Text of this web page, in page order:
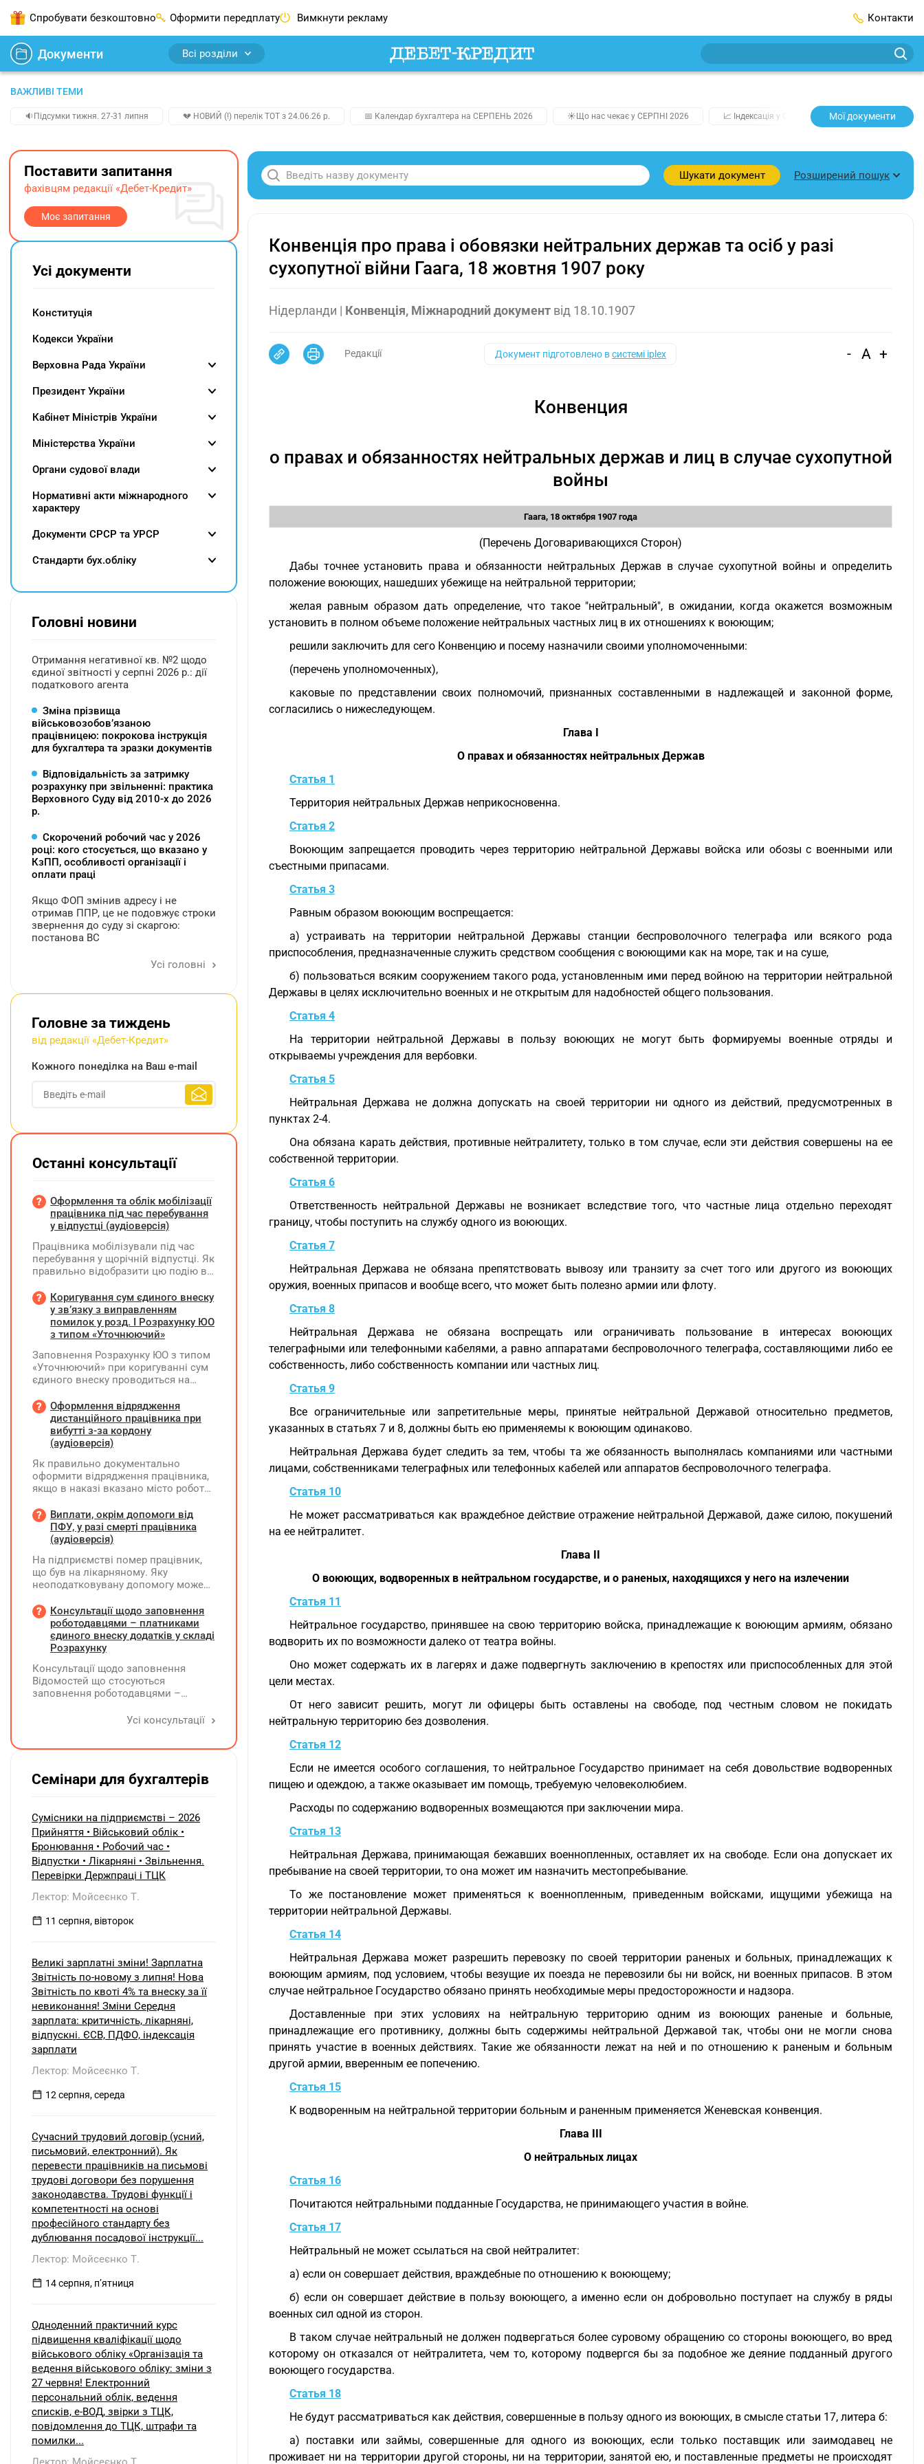
Спробувати безкоштовно Оформити передплату Вимкнути рекламу Контакти
Документи Всі розділи
ВАЖЛИВІ ТЕМИ
🔉Підсумки тижня. 27-31 липня 💔 НОВИЙ (!) перелік ТОТ з 24.06.26 р. 📅 Календар бухгалтера на СЕРПЕНЬ 2026 ☀️Що нас чекає у СЕРПНІ 2026 📈 Індексація у СЕРПНІ 2️⃣0️⃣2️⃣7️⃣ Усі
Мої документи
Шукати документ Розширений пошук
Конвенція про права і обовязки нейтральних держав та осіб у разі
сухопутної війни Гаага, 18 жовтня 1907 року
Нідерланди | Конвенція, Міжнародний документ від 18.10.1907
Редакції Документ підготовлено всистемі iplex - A +
Конвенция
о правах и обязанностях нейтральных держав и лиц в случае сухопутной
войны
Гаага, 18 октября 1907 года
(Перечень Договаривающихся Сторон)
Дабы точнее установить права и обязанности нейтральных Держав в случае сухопутной войны и определить
положение воюющих, нашедших убежище на нейтральной территории;
желая равным образом дать определение, что такое "нейтральный", в ожидании, когда окажется возможным
установить в полном объеме положение нейтральных частных лиц в их отношениях к воюющим;
решили заключить для сего Конвенцию и посему назначили своими уполномоченными:
(перечень уполномоченных),
каковые по представлении своих полномочий, признанных составленными в надлежащей и законной форме,
согласились о нижеследующем.
Глава I
О правах и обязанностях нейтральных Держав
Статья 1
Территория нейтральных Держав неприкосновенна.
Статья 2
Воюющим запрещается проводить через территорию нейтральной Державы войска или обозы с военными или
съестными припасами.
Статья 3
Равным образом воюющим воспрещается:
а) устраивать на территории нейтральной Державы станции беспроволочного телеграфа или всякого рода
приспособления, предназначенные служить средством сообщения с воюющими как на море, так и на суше,
б) пользоваться всяким сооружением такого рода, установленным ими перед войною на территории нейтральной
Державы в целях исключительно военных и не открытым для надобностей общего пользования.
Статья 4
На территории нейтральной Державы в пользу воюющих не могут быть формируемы военные отряды и
открываемы учреждения для вербовки.
Статья 5
Нейтральная Держава не должна допускать на своей территории ни одного из действий, предусмотренных в
пунктах 2-4.
Она обязана карать действия, противные нейтралитету, только в том случае, если эти действия совершены на ее
собственной территории.
Статья 6
Ответственность нейтральной Державы не возникает вследствие того, что частные лица отдельно переходят
границу, чтобы поступить на службу одного из воюющих.
Статья 7
Нейтральная Держава не обязана препятствовать вывозу или транзиту за счет того или другого из воюющих
оружия, военных припасов и вообще всего, что может быть полезно армии или флоту.
Статья 8
Нейтральная Держава не обязана воспрещать или ограничивать пользование в интересах воюющих
телеграфными или телефонными кабелями, а равно аппаратами беспроволочного телеграфа, составляющими либо ее
собственность, либо собственность компании или частных лиц.
Статья 9
Все ограничительные или запретительные меры, принятые нейтральной Державой относительно предметов,
указанных в статьях 7 и 8, должны быть ею применяемы к воюющим одинаково.
Нейтральная Держава будет следить за тем, чтобы та же обязанность выполнялась компаниями или частными
лицами, собственниками телеграфных или телефонных кабелей или аппаратов беспроволочного телеграфа.
Статья 10
Не может рассматриваться как враждебное действие отражение нейтральной Державой, даже силою, покушений
на ее нейтралитет.
Глава II
О воюющих, водворенных в нейтральном государстве, и о раненых, находящихся у него на излечении
Статья 11
Нейтральное государство, принявшее на свою территорию войска, принадлежащие к воюющим армиям, обязано
водворить их по возможности далеко от театра войны.
Оно может содержать их в лагерях и даже подвергнуть заключению в крепостях или приспособленных для этой
цели местах.
От него зависит решить, могут ли офицеры быть оставлены на свободе, под честным словом не покидать
нейтральную территорию без дозволения.
Статья 12
Если не имеется особого соглашения, то нейтральное Государство принимает на себя довольствие водворенных
пищею и одеждою, а также оказывает им помощь, требуемую человеколюбием.
Расходы по содержанию водворенных возмещаются при заключении мира.
Статья 13
Нейтральная Держава, принимающая бежавших военнопленных, оставляет их на свободе. Если она допускает их
пребывание на своей территории, то она может им назначить местопребывание.
То же постановление может применяться к военнопленным, приведенным войсками, ищущими убежища на
территории нейтральной Державы.
Статья 14
Нейтральная Держава может разрешить перевозку по своей территории раненых и больных, принадлежащих к
воюющим армиям, под условием, чтобы везущие их поезда не перевозили бы ни войск, ни военных припасов. В этом
случае нейтральное Государство обязано принять необходимые меры предосторожности и надзора.
Доставленные при этих условиях на нейтральную территорию одним из воюющих раненые и больные,
принадлежащие его противнику, должны быть содержимы нейтральной Державой так, чтобы они не могли снова
принять участие в военных действиях. Такие же обязанности лежат на ней и по отношению к раненым и больным
другой армии, вверенным ее попечению.
Статья 15
К водворенным на нейтральной территории больным и раненным применяется Женевская конвенция.
Глава III
О нейтральных лицах
Статья 16
Почитаются нейтральными подданные Государства, не принимающего участия в войне.
Статья 17
Нейтральный не может ссылаться на свой нейтралитет:
а) если он совершает действия, враждебные по отношению к воюющему;
б) если он совершает действие в пользу воюющего, а именно если он добровольно поступает на службу в ряды
военных сил одной из сторон.
В таком случае нейтральный не должен подвергаться более суровому обращению со стороны воюющего, во вред
которому он отказался от нейтралитета, чем то, которому подвергся бы за подобное же деяние подданный другого
воюющего государства.
Статья 18
Не будут рассматриваться как действия, совершенные в пользу одного из воюющих, в смысле статьи 17, литера б:
а) поставки или займы, совершенные для одного из воюющих, если только поставщик или заимодавец не
проживает ни на территории другой стороны, ни на территории, занятой ею, и поставленные предметы не происходят
Поставити запитання
фахівцям редакції «Дебет-Кредит»
Моє запитання
Усі документи
Конституція
Кодекси України
Верховна Рада України
Президент України
Кабінет Міністрів України
Міністерства України
Органи судової влади
Нормативні акти міжнародного
характеру
Документи СРСР та УРСР
Cтандарти бух.обліку
Головні новини
Отримання негативної кв. №2 щодо
єдиної звітності у серпні 2026 р.: дії
податкового агента
Зміна прізвища
військовозобов’язаною
працівницею: покрокова інструкція
для бухгалтера та зразки документів
Відповідальність за затримку
розрахунку при звільненні: практика
Верховного Суду від 2010-х до 2026
р.
Скорочений робочий час у 2026
році: кого стосується, що вказано у
КзПП, особливості організації і
оплати праці
Якщо ФОП змінив адресу і не
отримав ППР, це не подовжує строки
звернення до суду зі скаргою:
постанова ВС
Усі головні
Головне за тиждень
від редакції «Дебет-Кредит»
Кожного понеділка на Ваш e-mail
Останні консультації
Оформлення та облік мобілізації
працівника під час перебування
у відпустці (аудіоверсія)
Працівника мобілізували під час
перебування у щорічній відпустці. Як
правильно відобразити цю подію в
бухгалтерському обліку та
податковій звітності?
Коригування сум єдиного внеску
у зв’язку з виправленням
помилок у розд. І Розрахунку ЮО
з типом «Уточнюючий»
Заповнення Розрахунку ЮО з типом
«Уточнюючий» при коригуванні сум
єдиного внеску проводиться на
ЮО з використанням типів
нарахувань 2 та 3. Додатки,
інформація щодо яких не
коригується, у рядку 06 не
Оформлення відрядження
дистанційного працівника при
вибутті з-за кордону
(аудіоверсія)
Як правильно документально
оформити відрядження працівника,
якщо в наказі вказано місто роботи
відбувся з іншої країни (де
працівник працював дистанційно),
та чи впливає ця розбіжність на
оподаткування?
Виплати, окрім допомоги від
ПФУ, у разі смерті працівника
(аудіоверсія)
На підприємстві помер працівник,
що був на лікарняному. Яку
неоподатковувану допомогу може
від ПФУ? Кому і як виплатити
лікарняні, що прийшли на рахунок
підприємства, та розрахункові
(компенсація за невикористані дні
Консультації щодо заповнення
роботодавцями – платниками
єдиного внеску додатків у складі
Розрахунку
Консультації щодо заповнення
Відомостей що стосуються
заповнення роботодавцями –
додатків Д1, Д2, Д3, Д5 та Д6 у складі
Усі консультації
Семінари для бухгалтерів
Сумісники на підприємстві – 2026
Прийняття • Військовий облік •
Бронювання • Робочий час •
Відпустки • Лікарняні • Звільнення.
Перевірки Держпраці і ТЦК
Лектор: Мойсеєнко Т.
11 серпня, вівторок
Великі зарплатні зміни! Зарплатна
Звітність по-новому з липня! Нова
Звітність по квоті 4% та внеску за її
невиконання! Зміни Середня
зарплата: критичність, лікарняні,
відпускні. ЄСВ, ПДФО, індексація
зарплати
Лектор: Мойсеєнко Т.
12 серпня, середа
Сучасний трудовий договір (усний,
письмовий, електронний). Як
перевести працівників на письмові
трудові договори без порушення
законодавства. Трудові функції і
компетентності на основі
професійного стандарту без
дублювання посадової інструкції...
Лектор: Мойсеєнко Т.
14 серпня, пʼятниця
Одноденний практичний курс
підвищення кваліфікації щодо
військового обліку «Організація та
ведення військового обліку: зміни з
27 червня! Електронний
персональний облік, ведення
списків, е-ВОД, звірки з ТЦК,
повідомлення до ТЦК, штрафи та
помилки...